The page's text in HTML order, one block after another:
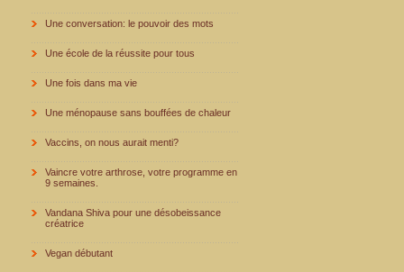
Une conversation: le pouvoir des mots
Une école de la réussite pour tous
Une fois dans ma vie
Une ménopause sans bouffées de chaleur
Vaccins, on nous aurait menti?
Vaincre votre arthrose, votre programme en
9 semaines.
Vandana Shiva pour une désobeissance
créatrice
Vegan débutant